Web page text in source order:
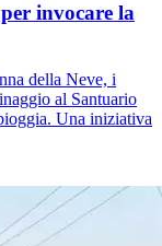
invocare la
della Neve, i
al Santuario
Una iniziativa